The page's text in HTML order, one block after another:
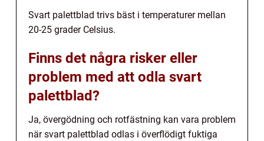
Svart palettblad trivs bäst i temperaturer mellan
20-25 grader Celsius.
Finns det några risker eller
problem med att odla svart
palettblad?
Ja, övergödning och rotfästning kan vara problem
när svart palettblad odlas i överflödigt fuktiga